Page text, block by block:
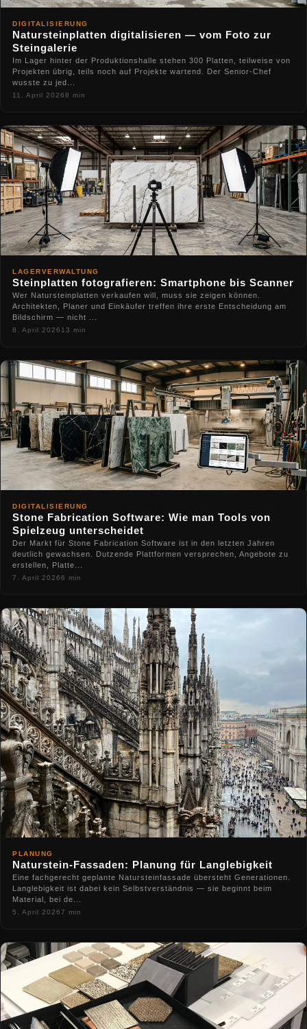
DIGITALISIERUNG
Natursteinplatten digitalisieren — vom Foto zur
Steingalerie
Im Lager hinter der Produktionshalle stehen 300 Platten, teilweise von
Projekten übrig, teils noch auf Projekte wartend. Der Senior-Chef
wusste zu jed...
11. April 20268 min
LAGERVERWALTUNG
Steinplatten fotografieren: Smartphone bis Scanner
Wer Natursteinplatten verkaufen will, muss sie zeigen können.
Architekten, Planer und Einkäufer treffen ihre erste Entscheidung am
Bildschirm — nicht ...
8. April 2026 13 min
DIGITALISIERUNG
Stone Fabrication Software: Wie man Tools von
Spielzeug unterscheidet
Der Markt für Stone Fabrication Software ist in den letzten Jahren
deutlich gewachsen. Dutzende Plattformen versprechen, Angebote zu
erstellen, Platte...
7. April 20266 min
PLANUNG
Naturstein-Fassaden: Planung für Langlebigkeit
Eine fachgerecht geplante Natursteinfassade übersteht Generationen.
Langlebigkeit ist dabei kein Selbstverständnis — sie beginnt beim
Material, bei de...
5. April 20267 min